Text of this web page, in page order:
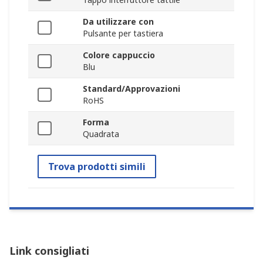
Da utilizzare con
Pulsante per tastiera
Colore cappuccio
Blu
Standard/Approvazioni
RoHS
Forma
Quadrata
Trova prodotti simili
Link consigliati